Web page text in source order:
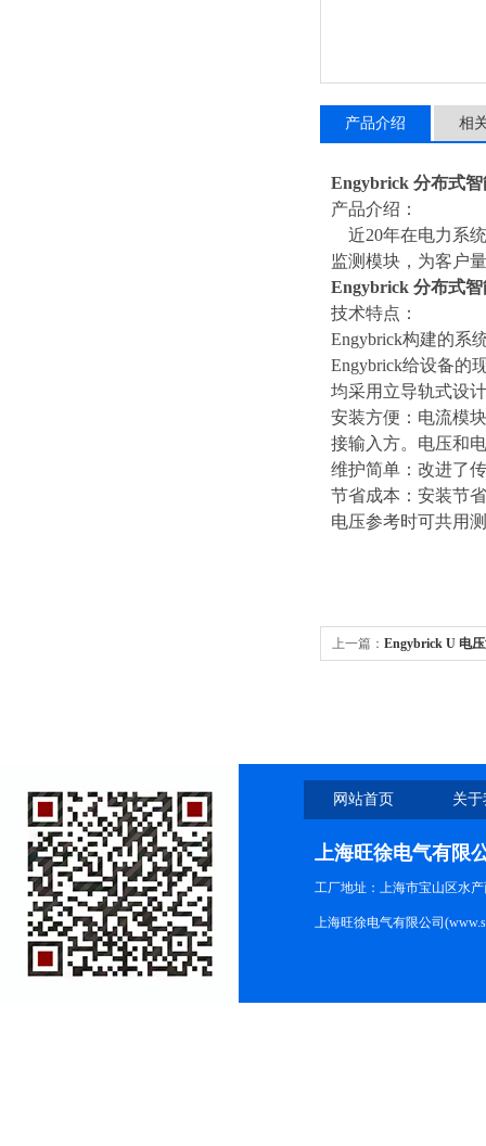
产品介绍 相
Engybrick 分布式
产品介绍：
近20年在电力系
监测模块，为客户
Engybrick 分布式
技术特点：
Engybrick构建的系
Engybrick给设备的
均采用立导轨式设
安装方便：电流模
接输入方。电压和
维护简单：改进了
节省成本：安装节
电压参考时可共用
上一篇： Engybrick U 电
网站首页 关
上海旺徐电气有限
工厂地址：上海市宝山区水产
上海旺徐电气有限公司